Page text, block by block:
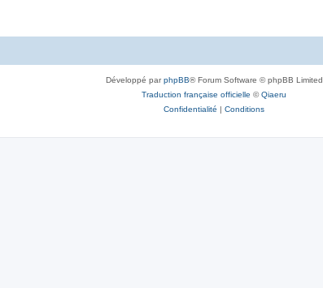
Développé parphpBB® Forum Software © phpBB Limited
Traduction française officielle ©Qiaeru
Confidentialité | Conditions